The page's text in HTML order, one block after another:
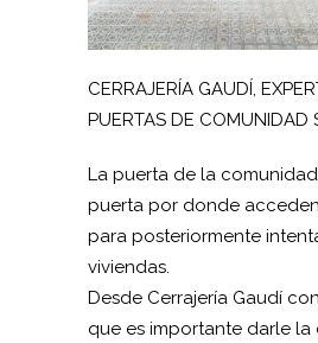
CERRAJERÍA GAUDÍ,
PUERTAS DE COMUNIDAD
La puerta de la
puerta por donde
para posteriormente
viviendas.
Desde Cerrajería Gaudí
que es importante darle la